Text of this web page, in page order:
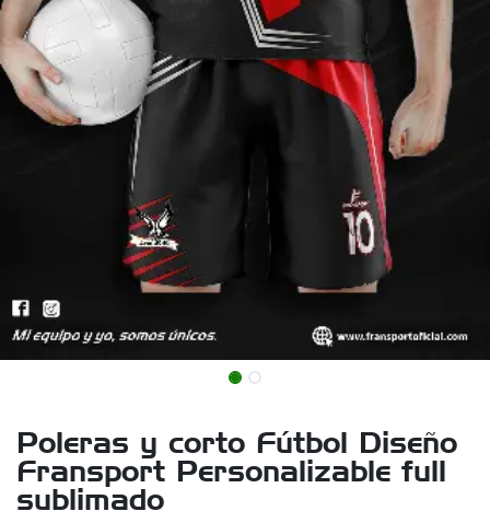
Poleras y corto Fútbol Diseño
Fransport Personalizable full
sublimado